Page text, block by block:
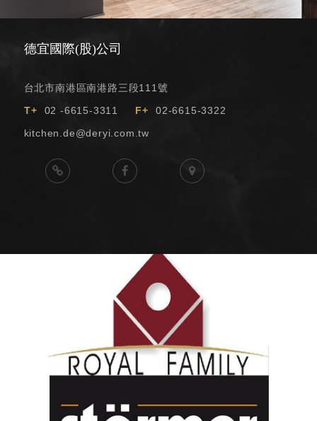
德宜國際(股)公司
台北市南港區南港路三段111號
T+
02 -6615-3311 F+
02-6615-3322
kitchen.de@deryi.com.tw